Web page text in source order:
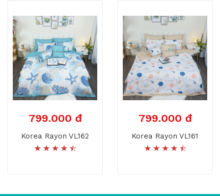
799.000 đ
Korea Rayon VL162
799.000 đ
Korea Rayon VL161